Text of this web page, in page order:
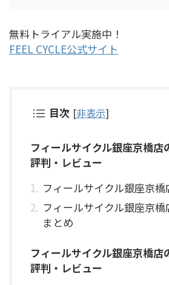
無料トライアル実施中！
FEEL CYCLE公式サイト
目次 [非表示]
フィールサイクル銀座京橋店
評判・レビュー
フィールサイクル銀座京
フィールサイクル銀座京
まとめ
フィールサイクル銀座京橋店
評判・レビュー